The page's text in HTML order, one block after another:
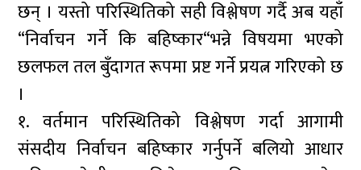
छन् । यस्तो परिस्थितिको सही विश्लेषण गर्दै अब यहाँ
“निर्वाचन गर्ने कि बहिष्कार“भन्ने विषयमा भएको
छलफल तल बुँदागत रूपमा प्रष्ट गर्ने प्रयत्न गरिएको छ
।
१. वर्तमान परिस्थितिको विश्लेषण गर्दा आगामी
संसदीय निर्वाचन बहिष्कार गर्नुपर्ने बलियो आधार